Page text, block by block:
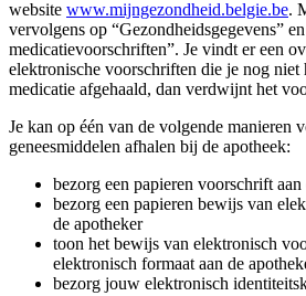
website www.mijngezondheid.belgie.be.
vervolgens op “Gezondheidsgegevens”
medicatievoorschriften”. Je vindt er een
elektronische voorschriften die je nog niet
medicatie afgehaald, dan verdwijnt het
Je kan op één van de volgende manieren
geneesmiddelen afhalen bij de apotheek:
bezorg een papieren voorschrift aan
bezorg een papieren bewijs van
de apotheker
toon het bewijs van elektronisch
elektronisch formaat aan de
bezorg jouw elektronisch